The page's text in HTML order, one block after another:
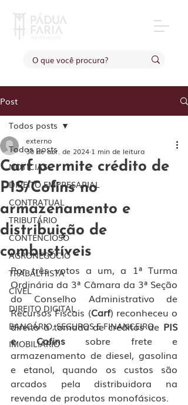
Post
Todos posts
NOTÍCIAS
DIREITO EMPRESARIAL
CONTRATUAL
TRIBUTÁRIO
CONTENCIOSO
AGRONEGÓCIO
TRABALHISTA
CÍVEL
DIREITO DIGITAL
BANCÁRIO, SEGUROS E FINANCEIRO
IMOBILIÁRIO
Todos posts
Carf permite crédito de
PIS/Cofins no
armazenamento e
distribuição de
combustíveis
externo
30 de abr. de 2024 1 min de leitura
Por três votos a um, a 1ª Turma
Ordinária da 3ª Câmara da 3ª Seção
do Conselho Administrativo de
Recursos Fiscais (Carf) reconheceu o
direito à tomada de créditos de PIS
e Cofins sobre frete e
armazenamento de diesel, gasolina
e etanol, quando os custos são
arcados pela distribuidora na
revenda de produtos monofásicos.